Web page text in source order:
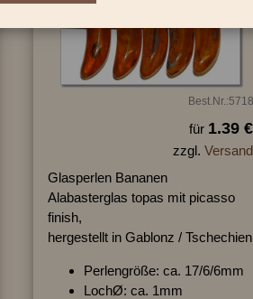
für 1.39 €
zzgl. Versand
Glasperlen Bananen
Alabasterglas topas mit picasso
finish,
hergestellt in Gablonz / Tschechien
Perlengröße: ca. 17/6/6mm
LochØ: ca. 1mm